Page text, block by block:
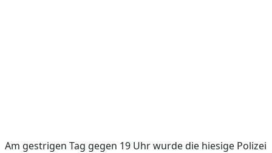
Am gestrigen Tag gegen 19 Uhr wurde die hiesige Polizei